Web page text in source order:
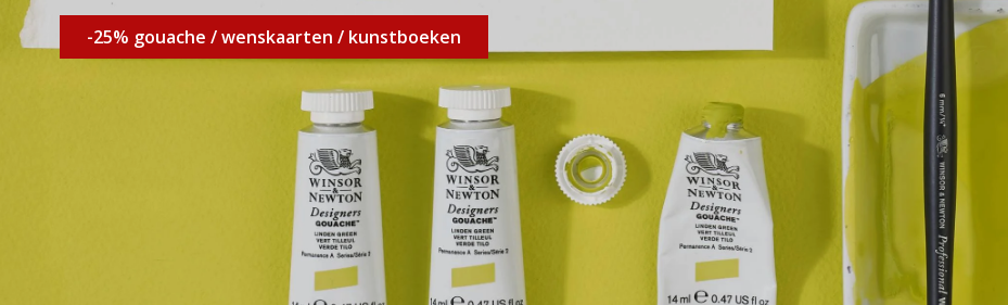
-25% gouache / wenskaarten / kunstboeken